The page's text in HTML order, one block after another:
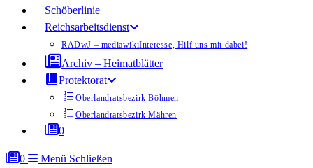
Schöberlinie
Reichsarbeitsdienst
RADwJ – mediawikiInteresse, Hilf uns mit dabei!
Archiv – Heimatblätter
Protektorat
Oberlandratsbezirk Böhmen
Oberlandratsbezirk Mähren
0
0 Menü Schließen